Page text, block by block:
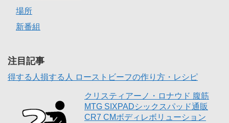
場所
新番組
注目記事
得する人損する人 ローストビーフの作り方・レシピ
クリスティアーノ・ロナウド 腹筋
MTG SIXPADシックスパッド通販
CR7 CMボディレボリューション